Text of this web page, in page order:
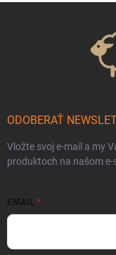
ODOBERAŤ
Vložte svoj e-mail a my
produktoch na našom e-
EMAIL